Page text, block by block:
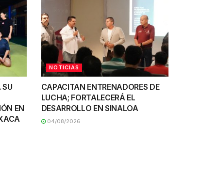
EN
NOTICIAS
CAPACITAN ENTRENADORES DE
LUCHA; FORTALECERÁ EL
DESARROLLO EN SINALOA
04/08/2026